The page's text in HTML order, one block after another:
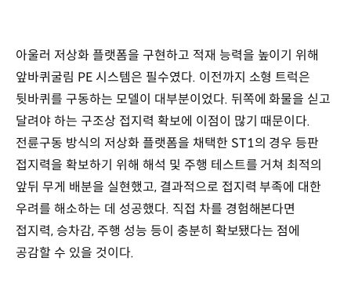
아울러 저상화 플랫폼을 구현하고 적재 능력을 높이기 위해
앞바퀴굴림 PE 시스템은 필수였다. 이전까지 소형 트럭은
뒷바퀴를 구동하는 모델이 대부분이었다. 뒤쪽에 화물을 싣고
달려야 하는 구조상 접지력 확보에 이점이 많기 때문이다.
전륜구동 방식의 저상화 플랫폼을 채택한 ST1의 경우 등판
접지력을 확보하기 위해 해석 및 주행 테스트를 거쳐 최적의
앞뒤 무게 배분을 실현했고, 결과적으로 접지력 부족에 대한
우려를 해소하는 데 성공했다. 직접 차를 경험해본다면
접지력, 승차감, 주행 성능 등이 충분히 확보됐다는 점에
공감할 수 있을 것이다.